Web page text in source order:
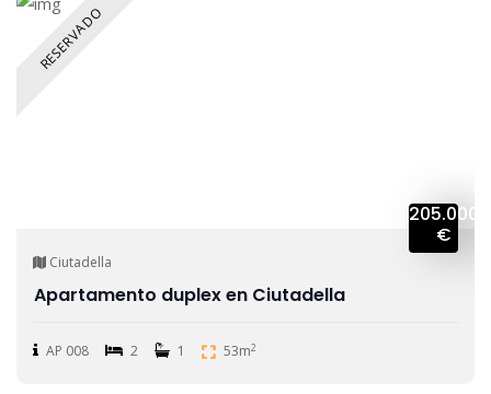
RESERVADO
205.000
€
Ciutadella
Apartamento duplex en Ciutadella
AP 008 2 1 53m2